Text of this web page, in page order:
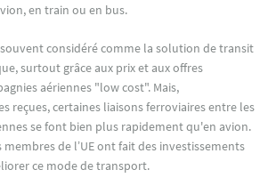
en train ou en bus.
considéré comme la solution de transit
surtout grâce aux prix et aux offres
aériennes "low cost". Mais,
reçues, certaines liaisons ferroviaires entre les
se font bien plus rapidement qu'en avion.
membres de l’UE ont fait des investissements
ce mode de transport.